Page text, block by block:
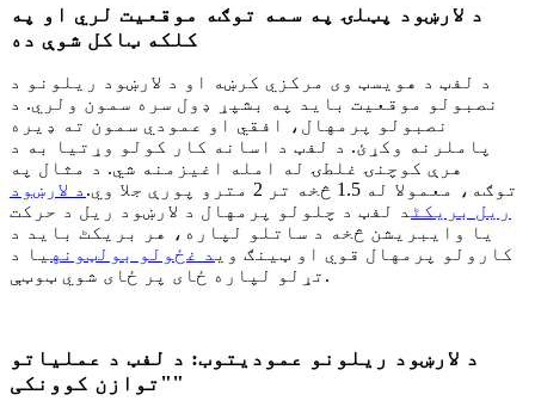
د لارښود پټلۍ په سمه توګه موقعیت لري او په
کلکه ټاکل شوې ده
د لفټ د هویسټ وی مرکزي کرښه او د لارښود ریلونو د
نصبولو موقعیت باید په بشپړ ډول سره سمون ولري. د
نصبولو پرمهال، افقي او عمودي سمون ته ډیره
پاملرنه وکړئ. د لفټ د اسانه کار کولو وړتیا به د
هرې کوچنۍ غلطۍ له امله اغیزمنه شي. د مثال په
توګه، معمولا له 1.5 څخه تر 2 مترو پورې جلا وي.
د لارښود
ریل بریکٹ د لفټ د چلولو پرمهال د لارښود ریل د حرکت
یا وایبریشن څخه د ساتلو لپاره، هر بریکٹ باید د
کارولو پرمهال قوي او ټینګ وي د غځولو بولټونه یا د
تړلو لپاره ځای پر ځای شوي ټوټې.
د لارښود ریلونو عمودیتوب: د لفټ د عملیاتو
"توازن کوونکی"